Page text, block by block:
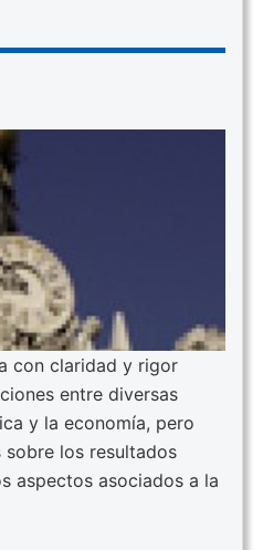
con claridad y rigor
entre diversas
y la economía, pero
los resultados
aspectos asociados a la